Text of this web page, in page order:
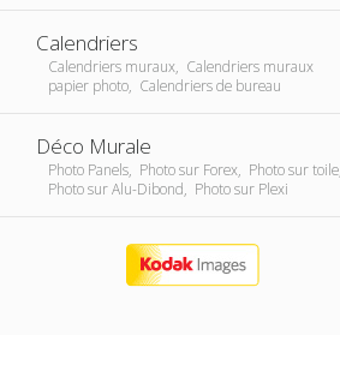
Calendriers
Calendriers muraux, Calendriers muraux
papier photo, Calendriers de bureau
Déco Murale
Photo Panels, Photo sur Forex, Photo sur toile,
Photo sur Alu-Dibond, Photo sur Plexi